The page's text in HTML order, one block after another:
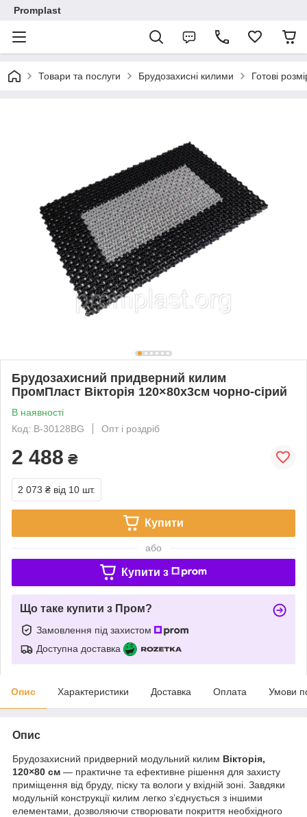
Promplast
Товари та послуги Брудозахисні килими Готові
Брудозахисний придверний килим
ПромПласт Вікторія 120×80х3см чорно-сірий
В наявності
Код: В-30128BG
Опт і роздріб
2 488 ₴
2 073 ₴ від 10 шт.
Купити
або
Купити з
Що таке купити з Пром?
Замовлення під захистом
Доступна доставка
Опис Характеристики Доставка Оплата Умови
Опис
Брудозахисний придверний модульний килим Вікторія,
120×80 см — практичне та ефективне рішення для захисту
приміщення від бруду, піску та вологи у вхідній зоні. Завдяки
модульній конструкції килим легко з’єднується з іншими
елементами, дозволяючи створювати покриття необхідного